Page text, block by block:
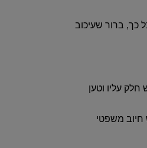
כך‏,‏ ברור שעיכוב
חלק עליו וטען
חיוב משפטי